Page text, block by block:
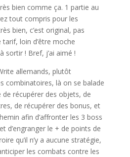
bien comme ça. 1 partie au
tout compris pour les
bien, c’est original, pas
loin d’être moche
sortir ! Bref, j’ai aimé !
allemands, plutôt
combinatoires, là on se balade
de récupérer des objets, de
de récupérer des bonus, et
afin d’affronter les 3 boss
d’engranger le + de points de
qu’il n’y a aucune stratégie,
les combats contre les